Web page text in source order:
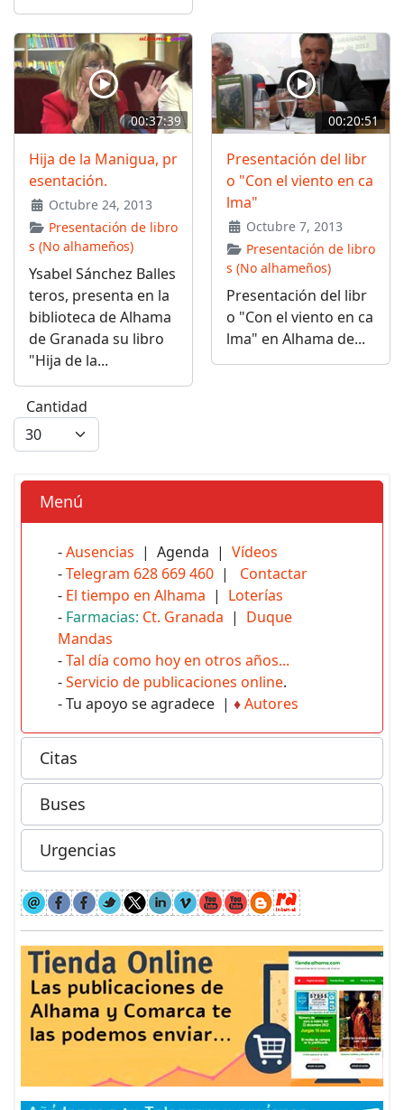
00:37:39
Hija de la Manigua, pr
esentación.
Octubre 24, 2013
Presentación de libro
s (No alhameños)
Ysabel Sánchez Balles
teros, presenta en la
biblioteca de Alhama
de Granada su libro
"Hija de la...
00:20:51
Presentación del libr
o "Con el viento en ca
lma"
Octubre 7, 2013
Presentación de libro
s (No alhameños)
Presentación del libr
o "Con el viento en ca
lma" en Alhama de...
Cantidad
Menú
-Ausencias | Agenda | Vídeos
-Telegram 628 669 460 | Contactar
- El tiempo en Alhama | Loterías
- Farmacias: Ct. Granada | Duque
Mandas
-Tal día como hoy en otros años...
-Servicio de publicaciones online.
- Tu apoyo se agradece | ♦Autores
Citas
Buses
Urgencias